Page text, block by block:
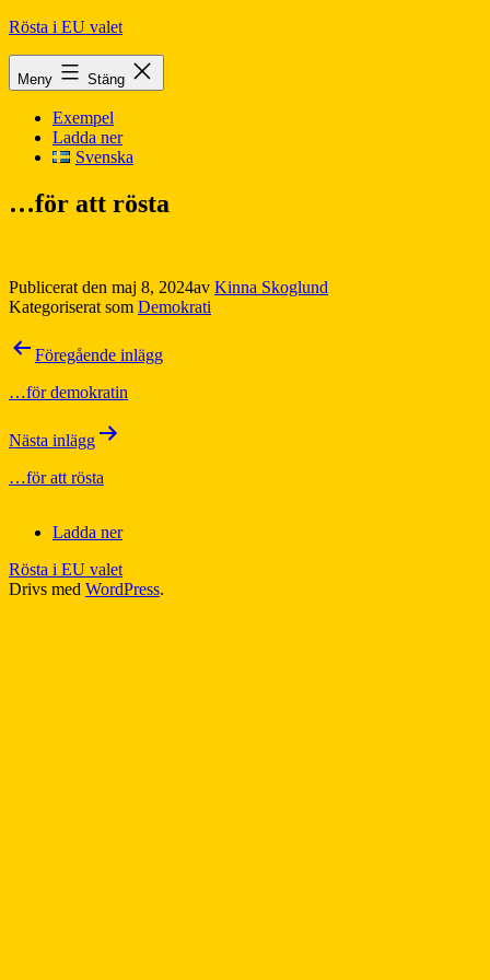
Hoppa
innehåll
Rösta i EU valet
Meny Stäng
Exempel
Ladda ner
Svenska
…för att rösta
Publicerat den maj 8, 2024av Kinna Skoglund
Kategoriserat som Demokrati
Inläggsnavigering
Föregående inlägg
…för demokratin
Nästa inlägg
…för att rösta
Ladda ner
Rösta i EU valet
Drivs med WordPress.